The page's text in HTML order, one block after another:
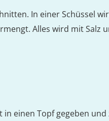
In einer Schüssel
Alles wird mit Salz
einen Topf gegeben